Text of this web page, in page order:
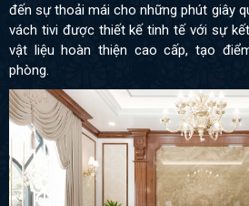
đến sự thoải mái cho những phút giây
vách tivi được thiết kế tinh tế với sự
vật liệu hoàn thiện cao cấp, tạo
phòng.